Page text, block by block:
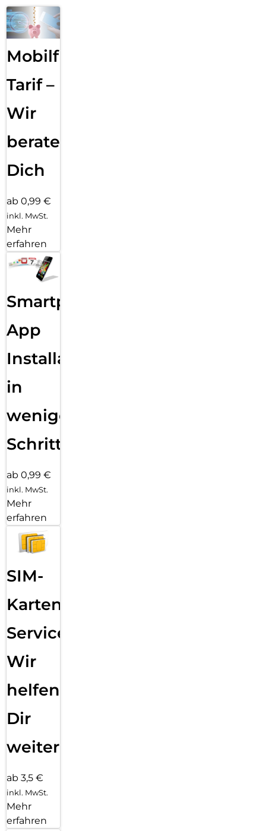
Mobilfunk
Tarif –
Wir
beraten
Dich
ab 0,99 €
inkl. MwSt.
Mehr
erfahren
Smartphone
App
Installation
in
wenigen
Schritten
ab 0,99 €
inkl. MwSt.
Mehr
erfahren
SIM-
Karten
Service:
Wir
helfen
Dir
weiter
ab 3,5 €
inkl. MwSt.
Mehr
erfahren